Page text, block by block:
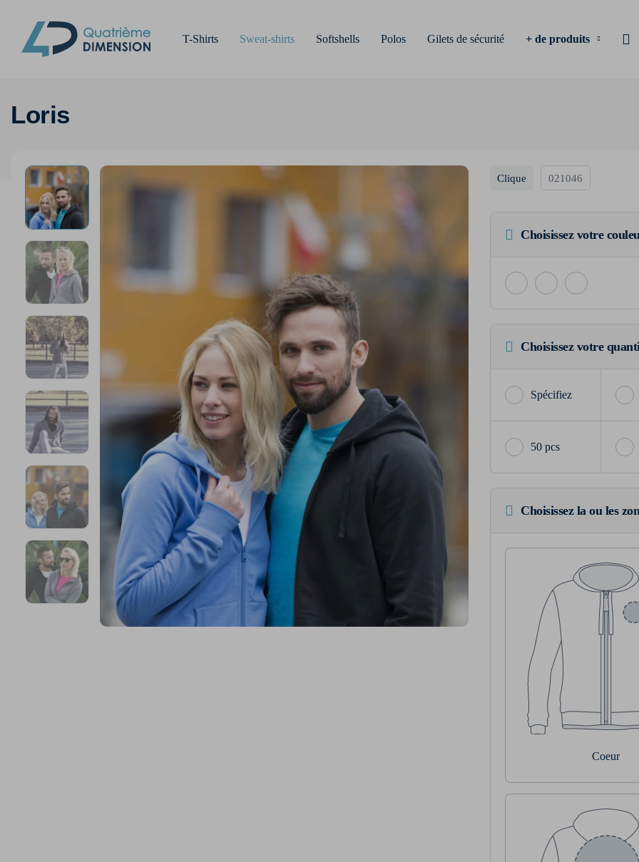
T-Shirts Sweat-shirts Softshells Polos Gilets de sécurité + de produits
Loris
Clique 021046
Choisissez votre
Choisissez votre
50 pcs
Choisissez la ou les
Coeur